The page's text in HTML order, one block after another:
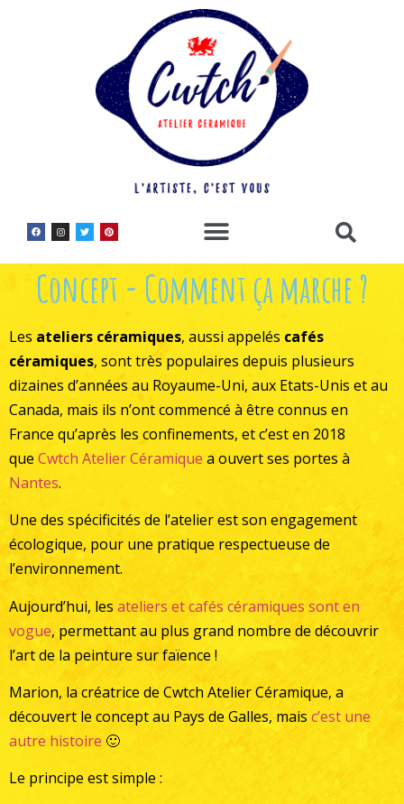
Concept - Comment ça marche ?
Les ateliers céramiques, aussi appelés cafés
céramiques, sont très populaires depuis plusieurs
dizaines d’années au Royaume-Uni, aux Etats-Unis et au
Canada, mais ils n’ont commencé à être connus en
France qu’après les confinements, et c’est en 2018
que Cwtch Atelier Céramique a ouvert ses portes à
Nantes.
Une des spécificités de l’atelier est son engagement
écologique, pour une pratique respectueuse de
l’environnement.
Aujourd’hui, les ateliers et cafés céramiques sont en
vogue, permettant au plus grand nombre de découvrir
l’art de la peinture sur faïence !
Marion, la créatrice de Cwtch Atelier Céramique, a
découvert le concept au Pays de Galles, mais c’est une
autre histoire 🙂
Le principe est simple :